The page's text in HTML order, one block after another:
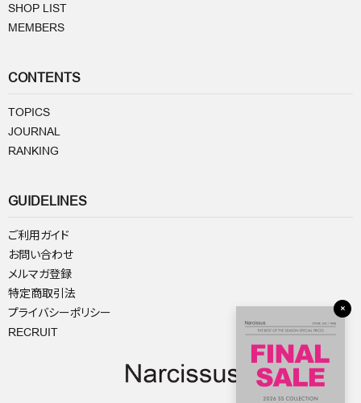
×
SHOP LIST
MEMBERS
CONTENTS
TOPICS
JOURNAL
RANKING
GUIDELINES
ご利用ガイド
お問い合わせ
メルマガ登録
特定商取引法
プライバシーポリシー
RECRUIT